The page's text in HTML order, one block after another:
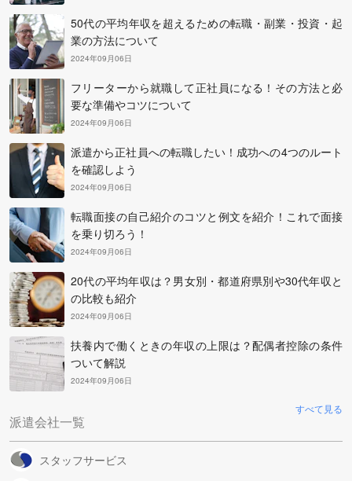
50代の平均年収を超えるための転職・副業・投資・起
業の方法について
2024年09月06日
フリーターから就職して正社員になる！その方法と必
要な準備やコツについて
2024年09月06日
派遣から正社員への転職したい！成功への4つのルート
を確認しよう
2024年09月06日
転職面接の自己紹介のコツと例文を紹介！これで面接
を乗り切ろう！
2024年09月06日
20代の平均年収は？男女別・都道府県別や30代年収と
の比較も紹介
2024年09月06日
扶養内で働くときの年収の上限は？配偶者控除の条件
ついて解説
2024年09月06日
すべて見る
派遣会社一覧
スタッフサービス